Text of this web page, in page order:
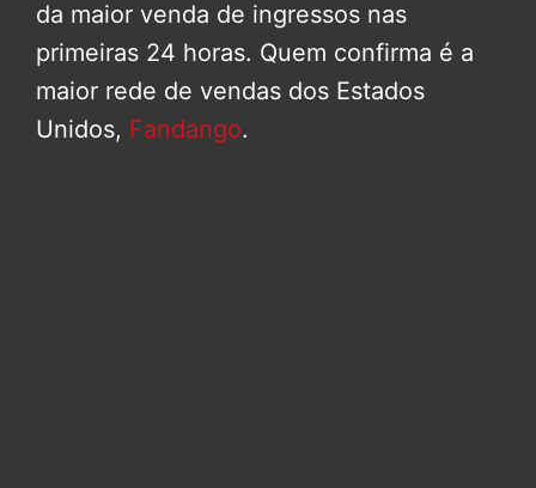
da maior venda de ingressos nas
primeiras 24 horas. Quem confirma é a
maior rede de vendas dos Estados
Unidos, Fandango.